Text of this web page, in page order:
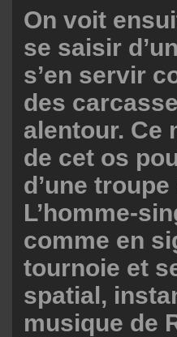
On voit
se saisir
s’en servir
des
alentour. Ce
de cet os
d’une
L’homme-
comme en
tournoie et
spatial,
musique de